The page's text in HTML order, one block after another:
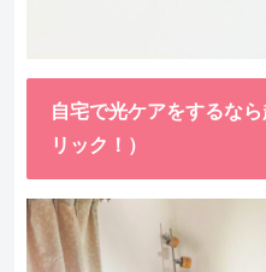
自宅で光ケアをするな
リック！）